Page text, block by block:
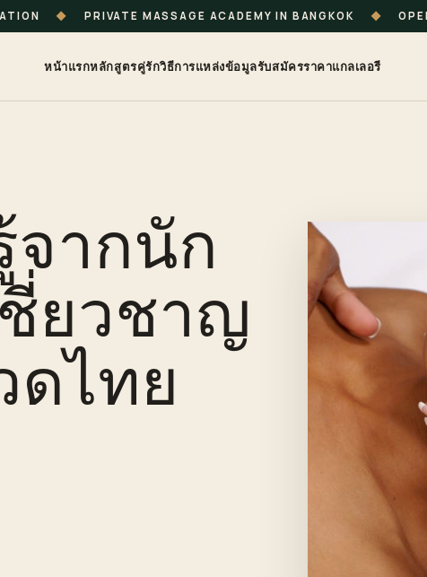
◆ PRIVATE MASSAGE ACADEMY IN BANGKOK ◆
หน้าแรกหลักสูตรคู่รักวิธีการแหล่งข้อมูลรับสมัครราคาแกลเลอรี
จากนัก
ยวชาญ
ดไทย